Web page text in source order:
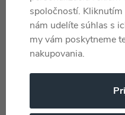
Katalógové číslo
Najdete v
Zlepovacie modely
spoločností. Kliknutím
nám udelíte súhlas s
my vám poskytneme
nakupovania.